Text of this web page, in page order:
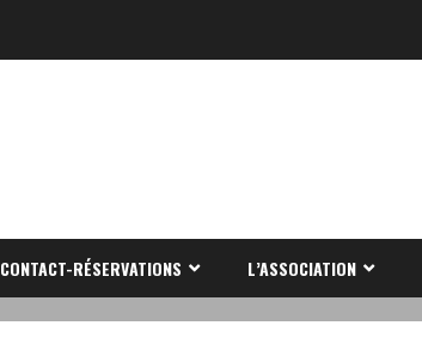
CONTACT-RÉSERVATIONS L’ASSOCIATION